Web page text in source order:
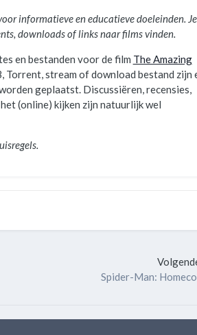
informatieve en educatieve doeleinden. Je
downloads of links naar films vinden.
en bestanden voor de film The Amazing
Torrent, stream of download bestand zijn
geplaatst. Discussiëren, recensies,
(online) kijken zijn natuurlijk wel
Spider-Man: